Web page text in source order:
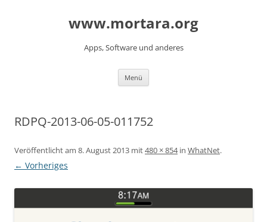
www.mortara.org
Apps, Software und anderes
Menü
RDPQ-2013-06-05-011752
Veröffentlicht am 8. August 2013 mit480 × 854in WhatNet.
← Vorheriges